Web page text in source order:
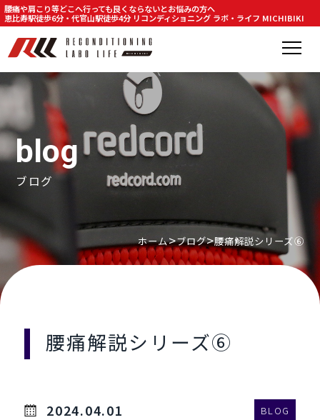
腰痛や肩こり等どこへ行っても良くならないとお悩みの方へ
恵比寿駅徒歩6分・代官山駅徒歩4分 リコンディショニング ラボ・ライフ MICHIBIKI
blog
ブログ
ホーム ブログ 腰痛解説シリーズ⑥
腰痛解説シリーズ⑥
2024.04.01 BLOG